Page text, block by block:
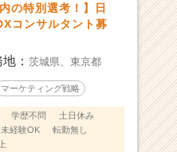
の特別選考！】日
コンサルタント募
地：茨城県、東京都
マーケティング戦略
学歴不問
土日休み
未経験OK
転勤無し